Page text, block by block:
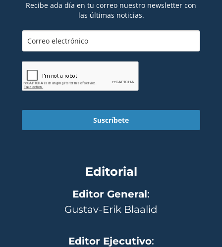
Recibe ada día en tu correo nuestro newsletter con
las últimas noticias.
Suscríbete
Editorial
Editor General:
Gustav-Erik Blaalid
Editor Ejecutivo: